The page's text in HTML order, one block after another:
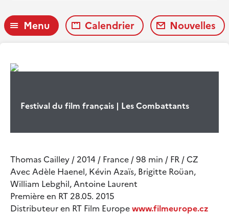
Menu Calendrier Nouvelles
Festival du film français | Les Combattants
Thomas Cailley / 2014 / France / 98 min / FR / CZ
Avec Adèle Haenel, Kévin Azaïs, Brigitte Roüan,
William Lebghil, Antoine Laurent
Première en RT 28.05. 2015
Distributeur en RT Film Europewww.filmeurope.cz